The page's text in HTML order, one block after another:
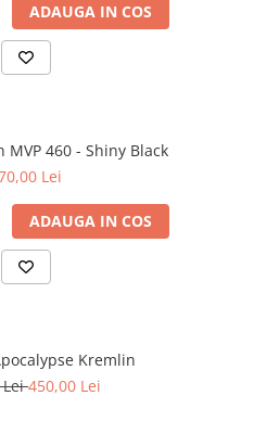
ADAUGA IN COS
460 - Shiny Black
Lei
ADAUGA IN COS
Kremlin
Lei450,00 Lei